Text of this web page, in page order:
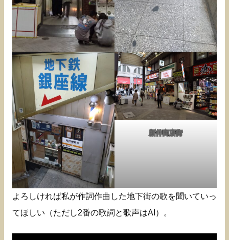
新仲商店街
よろしければ私が作詞作曲した地下街の歌を聞いていっ
てほしい（ただし2番の歌詞と歌声はAI）。